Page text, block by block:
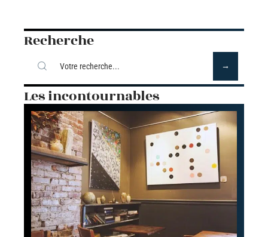
Recherche
Les incontournables